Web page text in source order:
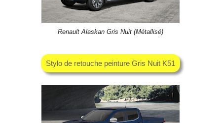
Renault Alaskan Gris Nuit (Métallisé)
Stylo de retouche peinture Gris Nuit K51